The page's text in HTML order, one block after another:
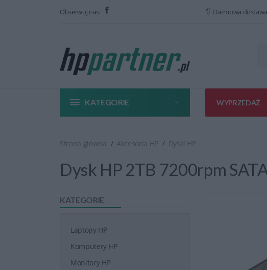
Obserwuj nas: Darmowa
KATEGORIE WYPRZEDAŻ
Strona główna Akcesoria HP Dyski HP
Dysk HP 2TB 7200rpm
KATEGORIE
Laptopy HP
Komputery HP
Monitory HP